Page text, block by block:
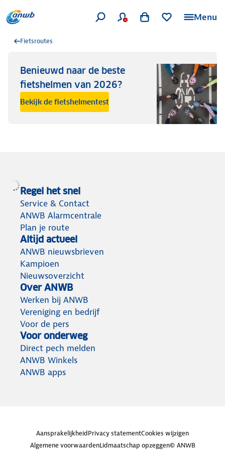
Menu
Fietsroutes
Benieuwd naar de beste
fietshelmen van 2026?
Bekijk de fietshelmentest
Regel het snel
Service & Contact
ANWB Alarmcentrale
Plan je route
Altijd actueel
ANWB nieuwsbrieven
Kampioen
Nieuwsoverzicht
Over ANWB
Werken bij ANWB
Vereniging en bedrijf
Voor de pers
Voor onderweg
Direct pech melden
ANWB Winkels
ANWB apps
AansprakelijkheidPrivacy statementCookies wijzigen
Algemene voorwaardenLidmaatschap opzeggen© ANWB